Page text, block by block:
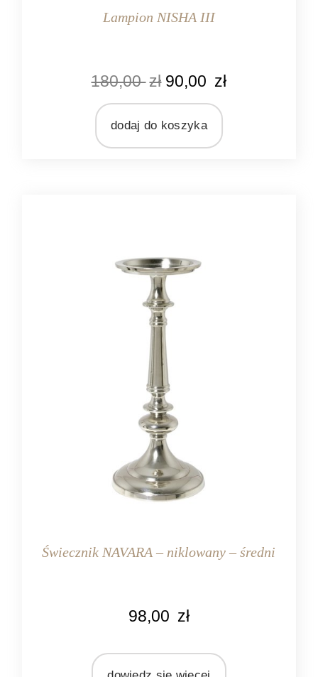
Lampion NISHA III
180,00zł 90,00 zł
dodaj do koszyka
Świecznik NAVARA – niklowany – średni
Light&Living
98,00 zł